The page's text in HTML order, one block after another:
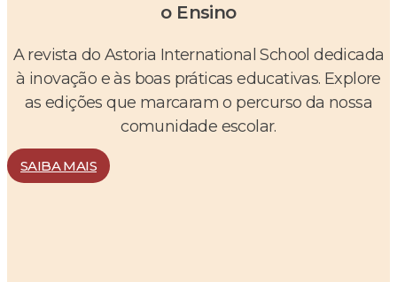
o Ensino
A revista do Astoria International School dedicada
à inovação e às boas práticas educativas. Explore
as edições que marcaram o percurso da nossa
comunidade escolar.
SAIBA MAIS